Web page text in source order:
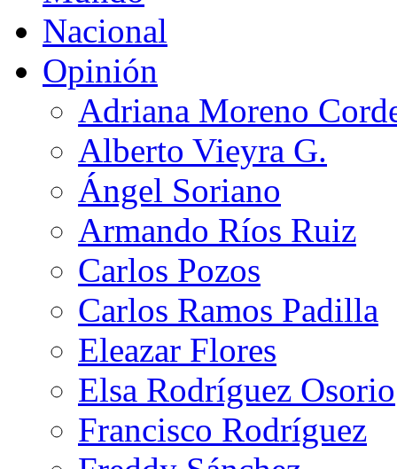
Nacional
Opinión
Adriana Moreno
Alberto Vieyra G.
Ángel Soriano
Armando Ríos Ruiz
Carlos Pozos
Carlos Ramos Padilla
Eleazar Flores
Elsa Rodríguez Osorio
Francisco Rodríguez